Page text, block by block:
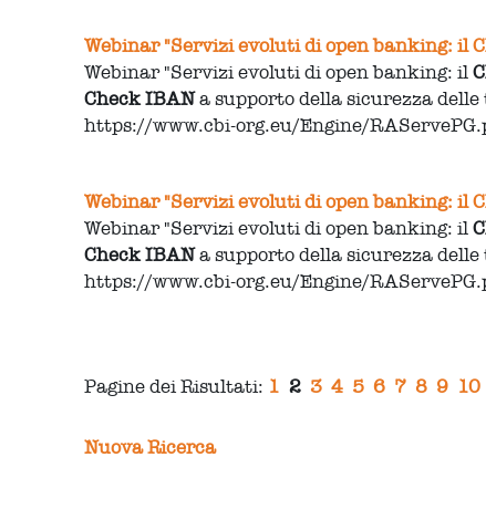
Webinar "Servizi evoluti di open banking: il
Webinar "Servizi evoluti di open banking: il
CheckIBANa supporto della sicurezza
https://www.cbi-org.eu/Engine/
Webinar "Servizi evoluti di open banking: il
Webinar "Servizi evoluti di open banking: il
CheckIBANa supporto della sicurezza
https://www.cbi-org.eu/Engine/
Pagine dei Risultati: 1 2 3 4 5 6 7 8 9 10
Nuova Ricerca